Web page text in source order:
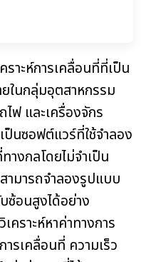
ราะห์การเคลื่อนที่ที่เป็น
ในกลุ่มอุตสาหกรรม
ฟ และเครื่องจักร
นซอฟต์แวร์ที่ใช้จำลอง
างกลโดยไม่จำเป็น
มารถจำลองรูปแบบ
ซ้อนสูงได้อย่าง
ราะห์หาค่าทางการ
ารเคลื่อนที่ ความเร็ว